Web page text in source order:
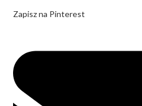
Zapisz na Pinterest